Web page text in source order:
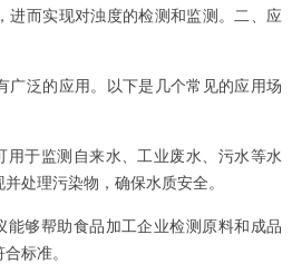
进而实现对浊度的检测和监测。二、应
广泛的应用。以下是几个常见的应用场
用于监测自来水、工业废水、污水等水
处理污染物，确保水质安全。
能够帮助食品加工企业检测原料和成品
标准。